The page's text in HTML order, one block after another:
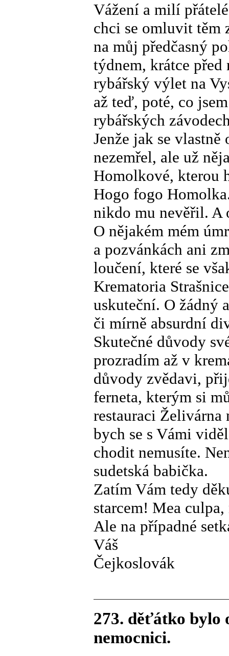
Vážení a milí
chci se omluvit těm
na můj předčasný
týdnem, krátce
rybářský výlet na
až teď, poté, co
rybářských
Jenže jak se vlastně
nezemřel, ale už
Homolkové, kterou
Hogo fogo
nikdo mu nevěřil. A
O nějakém mém
a pozvánkách ani
loučení, které se
Krematoria
uskuteční. O žádný
či mírně absurdní
Skutečné důvody
prozradím až v
důvody zvědavi,
ferneta, kterým si
restauraci Želivárna
bych se s Vámi
chodit nemusíte.
sudetská babička.
Zatím Vám tedy
starcem! Mea
Ale na případné
Váš
Čejkoslovák
273. děťátko bylo
nemocnici.